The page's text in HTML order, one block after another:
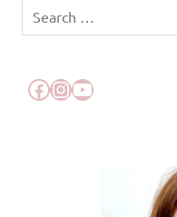
for:
Facebook
Instagram
YouTube